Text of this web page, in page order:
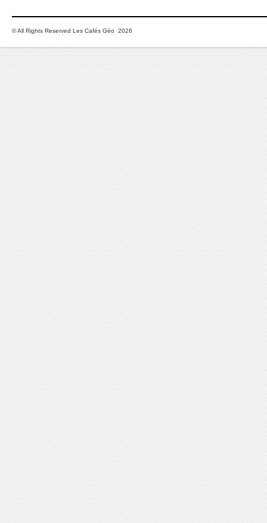
© All Rights Reserved Les Cafés Géo 2026